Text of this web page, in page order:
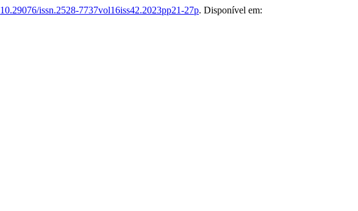
10.29076/issn.2528-7737vol16iss42.2023pp21-27p. Disponível em: